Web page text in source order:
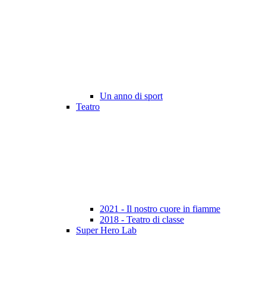
Un anno di sport
Teatro
2021 - Il nostro cuore in fiamme
2018 - Teatro di classe
Super Hero Lab